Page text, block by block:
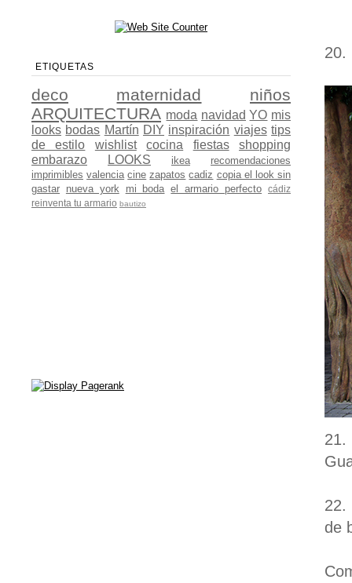
20.
21.
22.
de
ETIQUETAS
deco maternidad
niños
ARQUITECTURA moda navidad YO mis
looks bodas Martín DIY inspiración viajes tips
de estilo
wishlist cocina fiestas
shopping
embarazo
LOOKS ikea
recomendaciones
imprimibles valencia cine zapatos cadiz copia el look sin
gastar nueva york mi boda el armario perfecto
cádiz
reinventa tu armario bautizo